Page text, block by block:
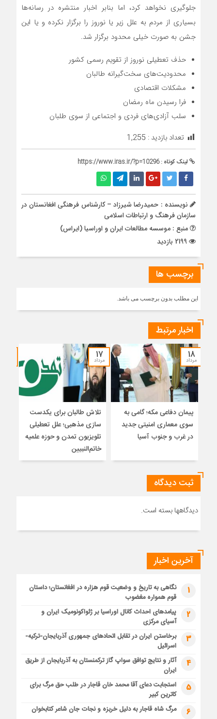
جلوگیری نخواهد کرد، اما بنابر اخبار منتشره در رسانه‌ها
بسیاری از مردم به علل زیر یا نوروز را برگزار نکرده و یا این
جشن به صورت خیلی محدود برگزار شد.
حذف تعطیلی نوروز از تقویم رسمی کشور
محدودیت‌های سخت‌گیرانه طالبان
مشکلات اقتصادی
فرا رسیدن ماه رمضان
سلب آزادی‌های فردی و اجتماعی از سوی طلبان
تعداد بازدید : 1,255
لینک کوتاه :https://www.iras.ir/?p=10296
نویسنده : حمیدرضا شیرزاد – کارشناس فرهنگی افغانستان در
سازمان فرهنگ و ارتباطات اسلامی
منبع : موسسه مطالعات ایران و اوراسیا (ایراس)
برچسب ها
این مطلب بدون برچسب می باشد.
اخبار مرتبط
۱۸
مرداد
پیمان دفاعی مکه؛ گامی به
سوی معماری امنیتی جدید
در غرب و جنوب آسیا
۱۷
مرداد
تلاش طالبان برای یکدست
سازی مذهبی؛ علل تعطیلی
تلویزیون تمدن و حوزه علمیه
خاتم‌النبیین
ثبت دیدگاه
دیدگاهها بسته است.
آخرین اخبار
1
نگاهی به تاریخ و وضعیت قوم هزاره در افغانستان؛ داستان
قوم همواره مغضوب
2
پیامدهای احداث کانال اوراسیا بر ژئواکونومیک ایران و
آسیای مرکزی
3
برخاستن ایران در تقابل اتحادهای جمهوری آذربایجان-ترکیه-
اسرائیل
4
آثار و نتایج توافق سواپ گاز ترکمنستان به آذربایجان از طریق
ایران
5
استجابت دعای آقا محمد خان قاجار در طلب حق مرگ برای
کاترین کبیر
6 مرگ شاه قاجار به دلیل خربزه و نجات جان شاعر کتابخوان